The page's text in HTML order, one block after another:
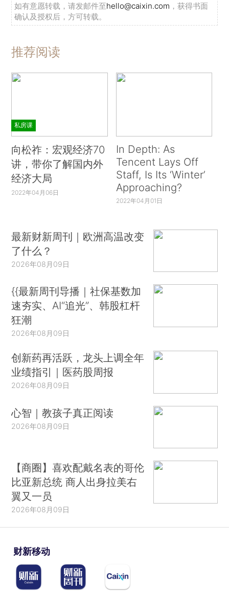
如有意愿转载，请发邮件至hello@caixin.com ，获得书面
确认及授权后，方可转载。
推荐阅读
私房课
向松祚：宏观经济70
讲，带你了解国内外
经济大局
2022年04月06日
In Depth: As
Tencent Lays Off
Staff, Is Its ‘Winter’
Approaching?
2022年04月01日
最新财新周刊｜欧洲高温改变
了什么？
2026年08月09日
{{最新周刊导播｜社保基数加
速夯实、AI“追光”、韩股杠杆
狂潮
2026年08月09日
创新药再活跃，龙头上调全年
业绩指引｜医药股周报
2026年08月09日
心智｜教孩子真正阅读
2026年08月09日
【商圈】喜欢配戴名表的哥伦
比亚新总统 商人出身拉美右
翼又一员
2026年08月09日
财新移动